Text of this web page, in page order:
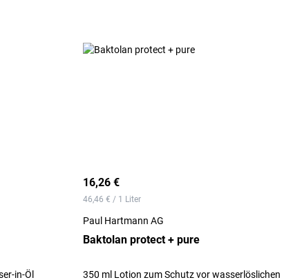
in-Öl
16,26 €
46,46 € / 1 Liter
Paul Hartmann AG
Baktolan protect + pure
350 ml Lotion zum Schutz vor wasserlöslichen